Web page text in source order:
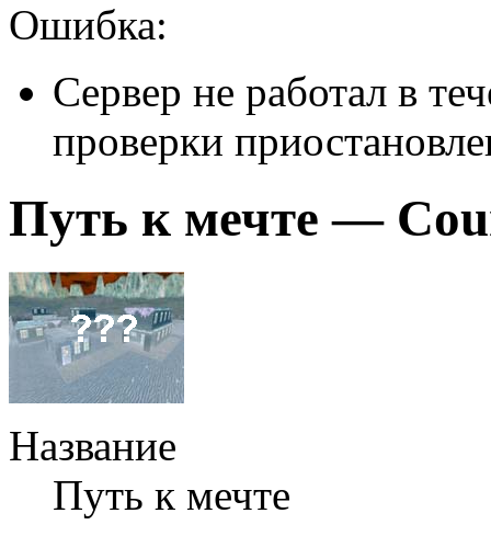
Ошибка:
Сервер не работал в
проверки
Путь к мечте —
Название
Путь к мечте